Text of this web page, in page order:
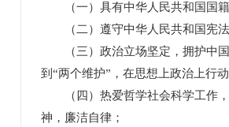
（一）具有中华人民共和国国
（二）遵守中华人民共和国宪法
（三）政治立场坚定，拥护中国
到“两个维护”，在思想上政治上行
（四）热爱哲学社会科学工作，
神，廉洁自律；